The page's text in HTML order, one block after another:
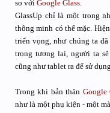
so với Google Glass.
GlassUp chỉ là một trong
thông minh có thể mặc.
triển vọng, như chúng ta
trong tương lai, người ta
cũng như tablet ra để sử
Trong khi bản thân Google
như là một phụ kiện - một